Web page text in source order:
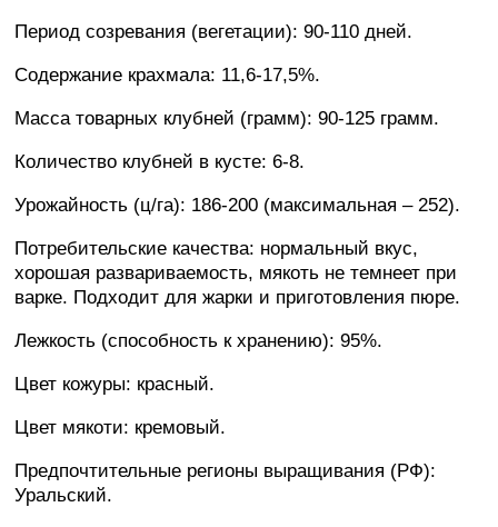
Период созревания (вегетации): 90-110 дней.
Содержание крахмала: 11,6-17,5%.
Масса товарных клубней (грамм): 90-125 грамм.
Количество клубней в кусте: 6-8.
Урожайность (ц/га): 186-200 (максимальная – 252).
Потребительские качества: нормальный вкус,
хорошая развариваемость, мякоть не темнеет при
варке. Подходит для жарки и приготовления пюре.
Лежкость (способность к хранению): 95%.
Цвет кожуры: красный.
Цвет мякоти: кремовый.
Предпочтительные регионы выращивания (РФ):
Уральский.